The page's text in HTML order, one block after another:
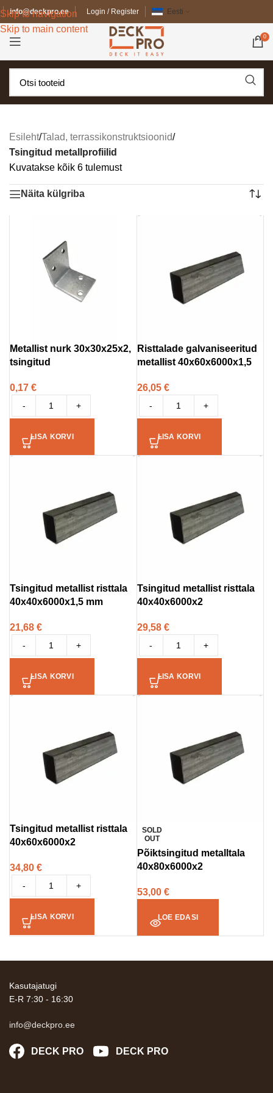
Skip to navigation
Skip to main content
info@deckpro.ee Login / Register Eesti
0
Esileht/Talad, terrassikonstruktsioonid/
Tsingitud metallprofiilid
Kuvatakse kõik 6 tulemust
Näita külgriba
Metallist nurk 30x30x25x2,
tsingitud
0,17 €
- +
LISA KORVI
Risttalade galvaniseeritud
metallist 40x60x6000x1,5
26,05 €
- +
LISA KORVI
Tsingitud metallist risttala
40x40x6000x1,5 mm
21,68 €
- +
LISA KORVI
Tsingitud metallist risttala
40x40x6000x2
29,58 €
- +
LISA KORVI
Tsingitud metallist risttala
40x60x6000x2
34,80 €
- +
LISA KORVI
SOLD
OUT
Põiktsingitud metalltala
40x80x6000x2
53,00 €
LOE EDASI
Kasutajatugi
E-R 7:30 - 16:30
info@deckpro.ee
DECK PRO DECK PRO